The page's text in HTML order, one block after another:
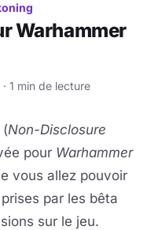
Warhammer
1 min de lecture
(Non-Disclosure
pour Warhammer
vous allez pouvoir
par les bêta
sur le jeu.